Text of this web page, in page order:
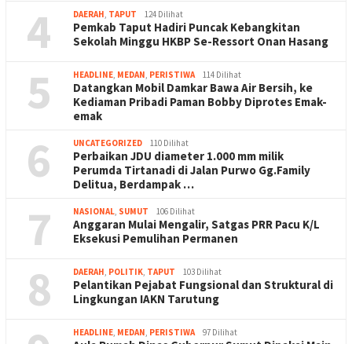
4 DAERAH, TAPUT 124 Dilihat
Pemkab Taput Hadiri Puncak Kebangkitan
Sekolah Minggu HKBP Se-Ressort Onan Hasang
5 HEADLINE, MEDAN, PERISTIWA 114 Dilihat
Datangkan Mobil Damkar Bawa Air Bersih, ke
Kediaman Pribadi Paman Bobby Diprotes Emak-
emak
6 UNCATEGORIZED 110 Dilihat
Perbaikan JDU diameter 1.000 mm milik
Perumda Tirtanadi di Jalan Purwo Gg.Family
Delitua, Berdampak …
7 NASIONAL, SUMUT 106 Dilihat
Anggaran Mulai Mengalir, Satgas PRR Pacu K/L
Eksekusi Pemulihan Permanen
8 DAERAH, POLITIK, TAPUT 103 Dilihat
Pelantikan Pejabat Fungsional dan Struktural di
Lingkungan IAKN Tarutung
HEADLINE, MEDAN, PERISTIWA 97 Dilihat